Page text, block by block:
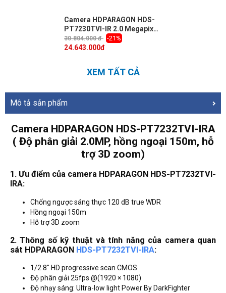
Camera HDPARAGON HDS-
PT7230TVI-IR 2.0 Megapixel,
PT Zoom 30X, IR 100m
30.804.000 đ -21%
24.643.000đ
XEM TẤT CẢ
Mô tả sản phẩm
Camera HDPARAGON HDS-PT7232TVI-IRA
( Độ phân giải 2.0MP, hồng ngoại 150m, hỗ
trợ 3D zoom)
1. Ưu điểm của camera HDPARAGON HDS-PT7232TVI-
IRA:
Chống ngược sáng thực 120 dB true WDR
Hồng ngoại 150m
Hỗ trợ 3D zoom
2. Thông số kỹ thuật và tính năng của camera quan
sát HDPARAGON HDS-PT7232TVI-IRA:
1/2.8" HD progressive scan CMOS
Độ phân giải 25fps @(1920 × 1080)
Độ nhạy sáng: Ultra-low light Power By DarkFighter